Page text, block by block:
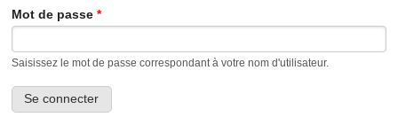
Mot de passe *
Saisissez le mot de passe correspondant à votre nom d'utilisateur.